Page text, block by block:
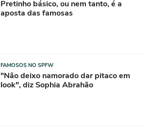
Pretinho básico, ou nem tanto, é a
aposta das famosas
FAMOSOS NO SPFW
"Não deixo namorado dar pitaco em
look", diz Sophia Abrahão